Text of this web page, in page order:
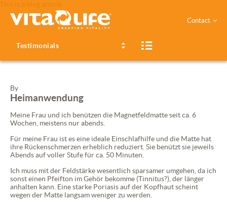
Contact
Testimonials
By
Heimanwendung
Meine Frau und ich benützen die Magnetfeldmatte seit ca. 6
Wochen, meistens nur abends.
Für meine Frau ist es eine ideale Einschlafhilfe und die Matte hat
ihre Rückenschmerzen erheblich reduziert. Sie benützt sie jeweils
Abends auf voller Stufe für ca. 50 Minuten.
Ich muss mit der Feldstärke wesentlich sparsamer umgehen, da ich
sonst einen Pfeifton im Gehör bekomme (Tinnitus?), der länger
anhalten kann. Eine starke Poriasis auf der Kopfhaut scheint
wegen der Matte langsam weniger zu werden.